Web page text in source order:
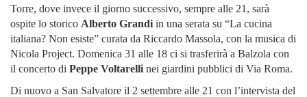
Torre, dove invece il giorno successivo, sempre alle 21, sarà
ospite lo storico Alberto Grandi in una serata su “La cucina
italiana? Non esiste” curata da Riccardo Massola, con la musica di
Nicola Project. Domenica 31 alle 18 ci si trasferirà a Balzola con
il concerto di Peppe Voltarelli nei giardini pubblici di Via Roma.
Di nuovo a San Salvatore il 2 settembre alle 21 con l’intervista del